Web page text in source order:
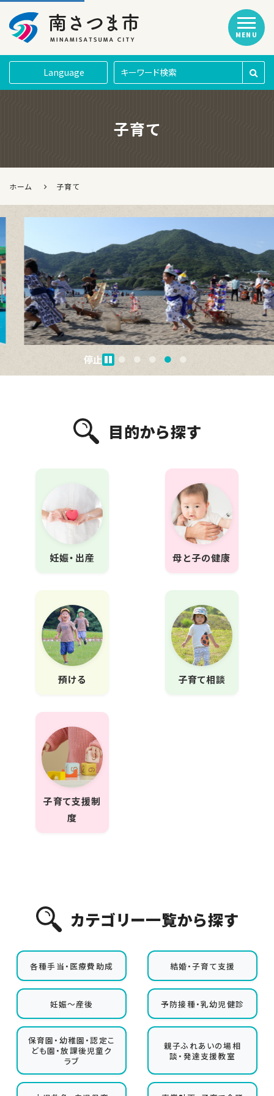
南さつま市
Language
MENU
子育て
ホーム 子育て
停止
目的から探す
妊娠・出産 母と子の健康
預ける 子育て相談
子育て支援制
度
カテゴリー一覧から探す
各種手当・医療費助成 結婚・子育て支援
妊娠〜産後 予防接種・乳幼児健診
保育園・幼稚園・認定こ
ども園・放課後児童ク
ラブ
親子ふれあいの場相
談・発達支援教室